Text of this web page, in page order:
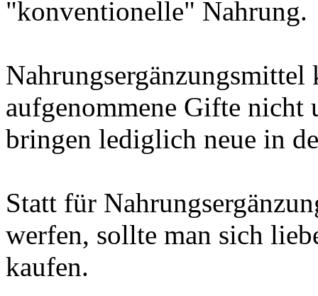
"konventionelle"
aufgenommene Gifte nicht
bringen lediglich neue in
Statt für
werfen, sollte man sich
kaufen.